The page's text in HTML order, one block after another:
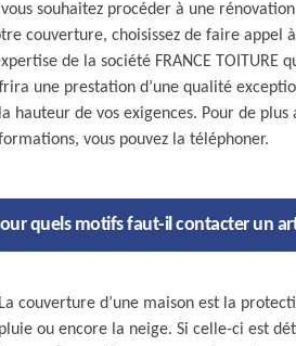
vous souhaitez procéder à une
couverture, choisissez de faire appel à
de la société FRANCE TOITURE
une prestation d’une qualité
hauteur de vos exigences. Pour de plus
vous pouvez la téléphoner.
quels motifs faut-il contacter un
La couverture d’une maison est la
pluie ou encore la neige. Si celle-ci est